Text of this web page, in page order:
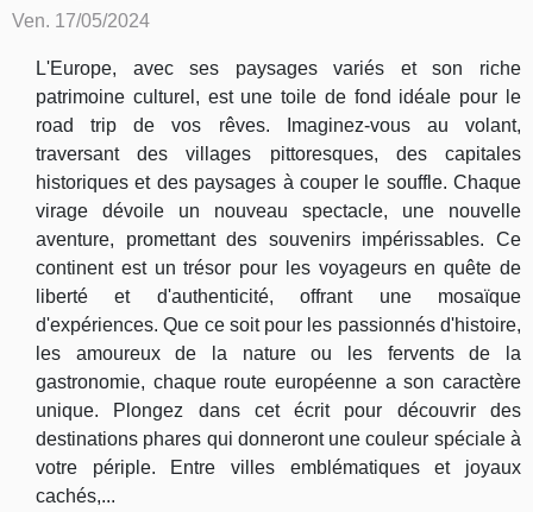
Ven. 17/05/2024
L'Europe, avec ses paysages variés et son riche
patrimoine culturel, est une toile de fond idéale pour le
road trip de vos rêves. Imaginez-vous au volant,
traversant des villages pittoresques, des capitales
historiques et des paysages à couper le souffle. Chaque
virage dévoile un nouveau spectacle, une nouvelle
aventure, promettant des souvenirs impérissables. Ce
continent est un trésor pour les voyageurs en quête de
liberté et d'authenticité, offrant une mosaïque
d'expériences. Que ce soit pour les passionnés d'histoire,
les amoureux de la nature ou les fervents de la
gastronomie, chaque route européenne a son caractère
unique. Plongez dans cet écrit pour découvrir des
destinations phares qui donneront une couleur spéciale à
votre périple. Entre villes emblématiques et joyaux
cachés,...